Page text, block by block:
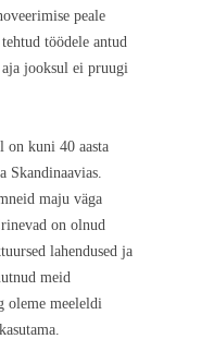
peale
töödele antud
aja jooksul ei pruugi
on kuni 40 aasta
Skandinaavias.
maju väga
on olnud
lahendused ja
meid
oleme meeleldi